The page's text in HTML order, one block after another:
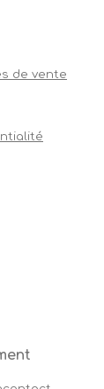
de vente